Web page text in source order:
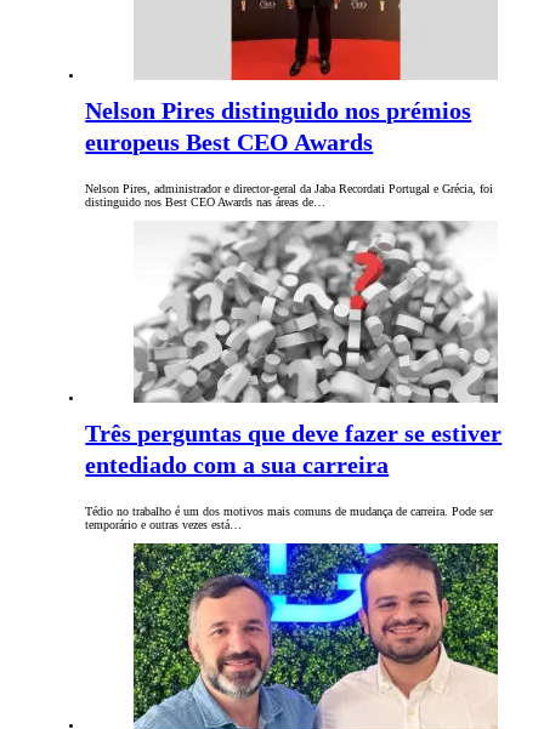
Nelson Pires distinguido nos prémios
europeus Best CEO Awards
Nelson Pires, administrador e director-geral da Jaba Recordati Portugal e Grécia, foi
distinguido nos Best CEO Awards nas áreas de…
Três perguntas que deve fazer se estiver
entediado com a sua carreira
Tédio no trabalho é um dos motivos mais comuns de mudança de carreira. Pode ser
temporário e outras vezes está…